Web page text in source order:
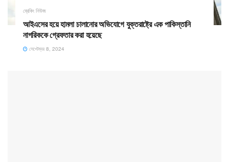
ব্রেকিং নিউজ
আইএসের হয়ে হামলা চালানোর অভিযোগে যুক্তরাষ্ট্রে এক পাকিস্তানি
নাগরিককে গ্রেফতার করা হয়েছে
সেপ্টেম্বর 8, 2024